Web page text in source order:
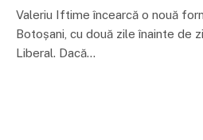
Valeriu Iftime încearcă o nouă
Botoșani, cu două zile înainte de
Liberal. Dacă…